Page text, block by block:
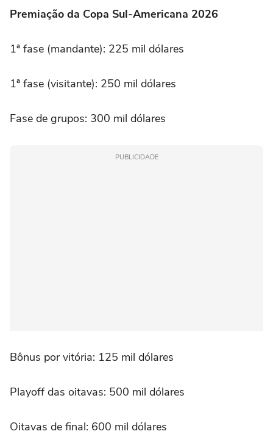
Premiação da Copa Sul-Americana 2026
1ª fase (mandante): 225 mil dólares
1ª fase (visitante): 250 mil dólares
Fase de grupos: 300 mil dólares
PUBLICIDADE
Bônus por vitória: 125 mil dólares
Playoff das oitavas: 500 mil dólares
Oitavas de final: 600 mil dólares